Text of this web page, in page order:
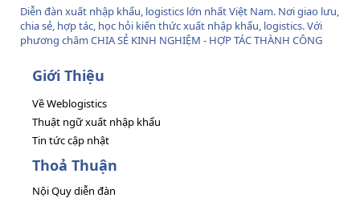
Diễn đàn xuất nhập khẩu, logistics lớn nhất Việt Nam. Nơi giao lưu,
chia sẻ, hợp tác, học hỏi kiến thức xuất nhập khẩu, logistics. Với
phương châm CHIA SẺ KINH NGHIỆM - HỢP TÁC THÀNH CÔNG
Giới Thiệu
Về Weblogistics
Thuật ngữ xuất nhập khẩu
Tin tức cập nhật
Thoả Thuận
Nội Quy diễn đàn